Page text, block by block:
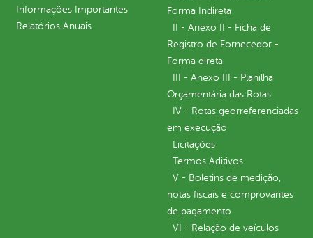
Informações Importantes
Relatórios Anuais
Forma Indireta
II - Anexo II - Ficha de
Registro de Fornecedor -
Forma direta
III - Anexo III - Planilha
Orçamentária das Rotas
IV - Rotas georreferenciadas
em execução
Licitações
Termos Aditivos
V - Boletins de medição,
notas fiscais e comprovantes
de pagamento
VI - Relação de veículos